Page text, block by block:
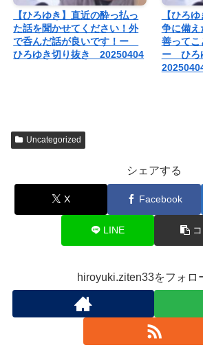
【ひろゆき】直近の酔っ払っ
た話を聞かせてください！外
で呑んだ話が良いです！ー
ひろゆき切り抜き 20250404
【ひろ
争に備え
善ってこ
ー ひろ
Uncategorized
シェアする
X Facebook
LINE
hiroyuki.ziten33をフォロ